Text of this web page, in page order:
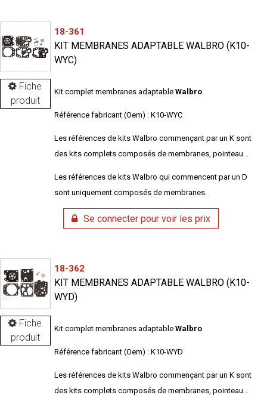
Fiche
produit
18-361
KIT MEMBRANES ADAPTABLE WALBRO (K10-
WYC)
Kit complet membranes adaptable Walbro
Référence fabricant (Oem) : K10-WYC
Les références de kits Walbro commençant par un K sont
des kits complets composés de membranes, pointeau...
Les références de kits Walbro qui commencent par un D
sont uniquement composés de membranes.
Se connecter pour voir les prix
Fiche
produit
18-362
KIT MEMBRANES ADAPTABLE WALBRO (K10-
WYD)
Kit complet membranes adaptable Walbro
Référence fabricant (Oem) : K10-WYD
Les références de kits Walbro commençant par un K sont
des kits complets composés de membranes, pointeau...